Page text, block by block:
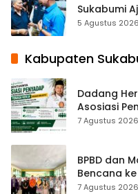
Sukabumi
Kebangsaan
5 Agustus 2026
Kabupaten
Dadang
Asosiasi
Dapat
7 Agustus 2026
BPBD dan
Bencana ke
Simpenan
7 Agustus 2026